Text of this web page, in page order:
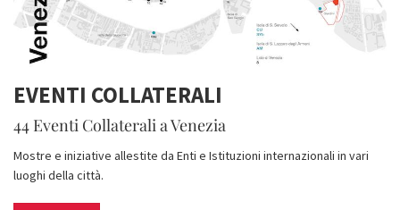
EVENTI COLLATERALI
44 Eventi Collaterali a Venezia
Mostre e iniziative allestite da Enti e Istituzioni internazionali in vari
luoghi della città.